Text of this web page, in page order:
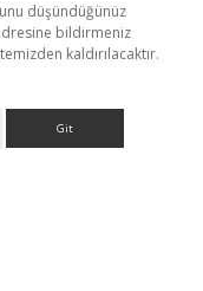
düşündüğünüz
bildirmeniz
kaldırılacaktır.